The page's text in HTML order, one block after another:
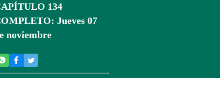
134
Jueves 07
noviembre